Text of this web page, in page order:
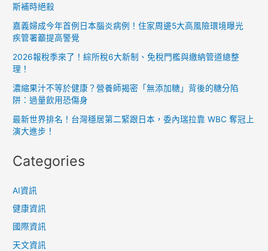
斯補時絕殺
嘉義婦成今年首例日本腦炎病例！住家周邊5大高風險環境曝光
疾管署籲提高警覺
2026報稅季來了！綜所稅6大新制、免稅門檻與繳納管道總整
理！
濃縮果汁不等於健康？營養師揭密「無添加糖」背後的糖分陷
阱：過量飲用恐傷身
最新世界排名！台灣穩居第二緊跟日本，委內瑞拉靠 WBC 奪冠上
演大進步！
Categories
AI資訊
健康資訊
國際資訊
天文資訊